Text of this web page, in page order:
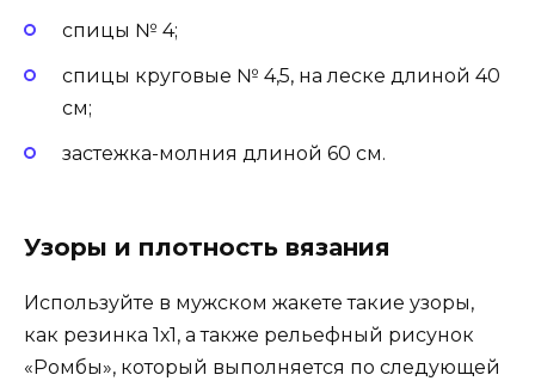
спицы № 4;
спицы круговые № 4,5, на леске длиной 40
см;
застежка-молния длиной 60 см.
Узоры и плотность вязания
Используйте в мужском жакете такие узоры,
как резинка 1х1, а также рельефный рисунок
«Ромбы», который выполняется по следующей